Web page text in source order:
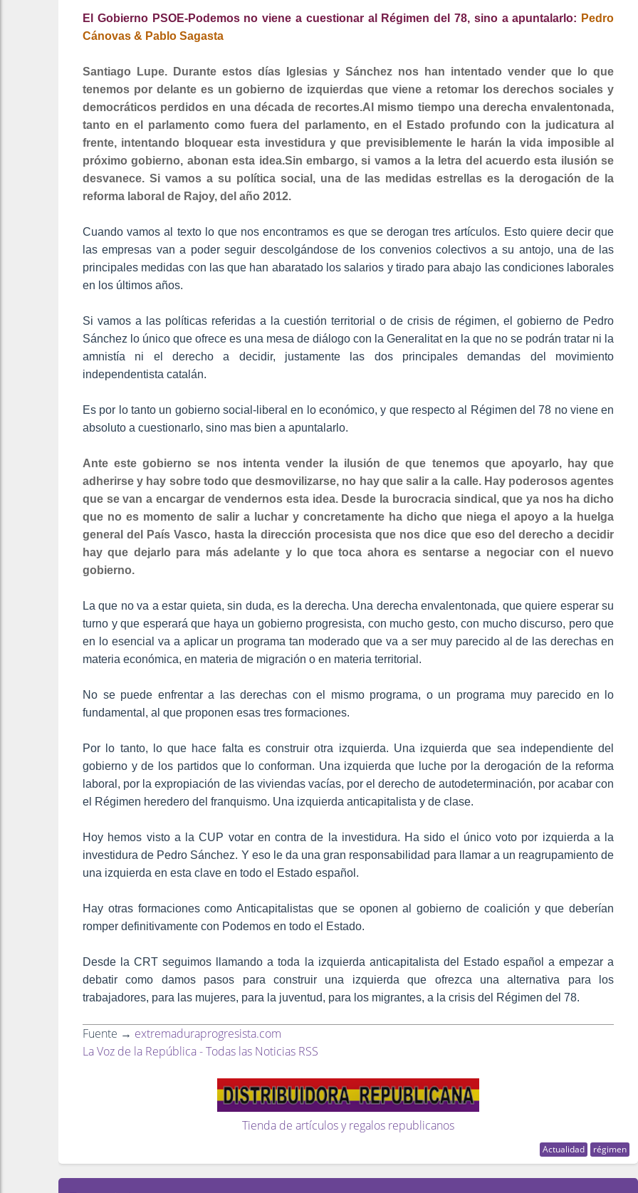
El Gobierno PSOE-Podemos no viene a cuestionar al Régimen del 78, sino a apuntalarlo: Pedro
Cánovas & Pablo Sagasta
Santiago Lupe. Durante estos días Iglesias y Sánchez nos han intentado vender que lo que
tenemos por delante es un gobierno de izquierdas que viene a retomar los derechos sociales y
democráticos perdidos en una década de recortes.Al mismo tiempo una derecha envalentonada,
tanto en el parlamento como fuera del parlamento, en el Estado profundo con la judicatura al
frente, intentando bloquear esta investidura y que previsiblemente le harán la vida imposible al
próximo gobierno, abonan esta idea.Sin embargo, si vamos a la letra del acuerdo esta ilusión se
desvanece. Si vamos a su política social, una de las medidas estrellas es la derogación de la
reforma laboral de Rajoy, del año 2012.
Cuando vamos al texto lo que nos encontramos es que se derogan tres artículos. Esto quiere decir que
las empresas van a poder seguir descolgándose de los convenios colectivos a su antojo, una de las
principales medidas con las que han abaratado los salarios y tirado para abajo las condiciones laborales
en los últimos años.
Si vamos a las políticas referidas a la cuestión territorial o de crisis de régimen, el gobierno de Pedro
Sánchez lo único que ofrece es una mesa de diálogo con la Generalitat en la que no se podrán tratar ni la
amnistía ni el derecho a decidir, justamente las dos principales demandas del movimiento
independentista catalán.
Es por lo tanto un gobierno social-liberal en lo económico, y que respecto al Régimen del 78 no viene en
absoluto a cuestionarlo, sino mas bien a apuntalarlo.
Ante este gobierno se nos intenta vender la ilusión de que tenemos que apoyarlo, hay que
adherirse y hay sobre todo que desmovilizarse, no hay que salir a la calle. Hay poderosos agentes
que se van a encargar de vendernos esta idea. Desde la burocracia sindical, que ya nos ha dicho
que no es momento de salir a luchar y concretamente ha dicho que niega el apoyo a la huelga
general del País Vasco, hasta la dirección procesista que nos dice que eso del derecho a decidir
hay que dejarlo para más adelante y lo que toca ahora es sentarse a negociar con el nuevo
gobierno.
La que no va a estar quieta, sin duda, es la derecha. Una derecha envalentonada, que quiere esperar su
turno y que esperará que haya un gobierno progresista, con mucho gesto, con mucho discurso, pero que
en lo esencial va a aplicar un programa tan moderado que va a ser muy parecido al de las derechas en
materia económica, en materia de migración o en materia territorial.
No se puede enfrentar a las derechas con el mismo programa, o un programa muy parecido en lo
fundamental, al que proponen esas tres formaciones.
Por lo tanto, lo que hace falta es construir otra izquierda. Una izquierda que sea independiente del
gobierno y de los partidos que lo conforman. Una izquierda que luche por la derogación de la reforma
laboral, por la expropiación de las viviendas vacías, por el derecho de autodeterminación, por acabar con
el Régimen heredero del franquismo. Una izquierda anticapitalista y de clase.
Hoy hemos visto a la CUP votar en contra de la investidura. Ha sido el único voto por izquierda a la
investidura de Pedro Sánchez. Y eso le da una gran responsabilidad para llamar a un reagrupamiento de
una izquierda en esta clave en todo el Estado español.
Hay otras formaciones como Anticapitalistas que se oponen al gobierno de coalición y que deberían
romper definitivamente con Podemos en todo el Estado.
Desde la CRT seguimos llamando a toda la izquierda anticapitalista del Estado español a empezar a
debatir como damos pasos para construir una izquierda que ofrezca una alternativa para los
trabajadores, para las mujeres, para la juventud, para los migrantes, a la crisis del Régimen del 78.
Fuente → extremaduraprogresista.com
La Voz de la República - Todas las Noticias RSS
Tienda de artículos y regalos republicanos
Actualidad régimen